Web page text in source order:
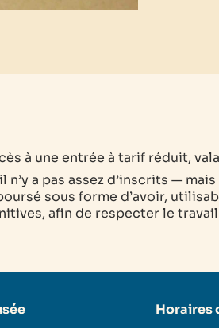
à une entrée à tarif réduit,
n’y a pas assez d’inscrits —
sous forme d’avoir,
afin de respecter le travail
Horaires